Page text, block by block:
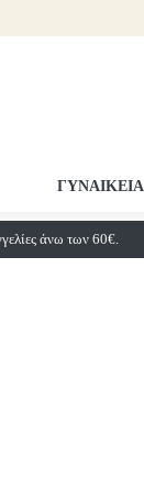
ΓΥΝΑΙΚΕΙΑ
άνω των 60€.